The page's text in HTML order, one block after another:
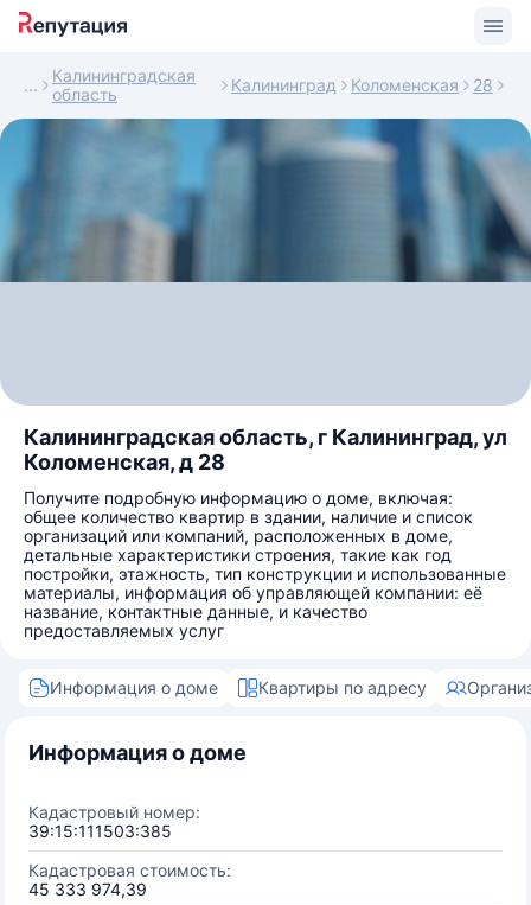
Калининградская
область
Калининград Коломенская 28
Калининградская область, г Калининград, ул
Коломенская, д 28
Получите подробную информацию о доме, включая:
общее количество квартир в здании, наличие и список
организаций или компаний, расположенных в доме,
детальные характеристики строения, такие как год
постройки, этажность, тип конструкции и использованные
материалы, информация об управляющей компании: её
название, контактные данные, и качество
предоставляемых услуг
Информация о доме Квартиры по адресу
Информация о доме
Кадастровый номер:
39:15:111503:385
Кадастровая стоимость:
45 333 974,39